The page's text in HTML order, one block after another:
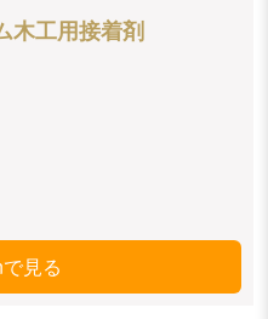
木工用接着剤
見る